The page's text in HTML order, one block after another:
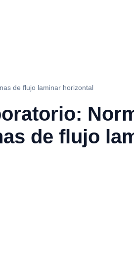
de flujo laminar horizontal
de flujo